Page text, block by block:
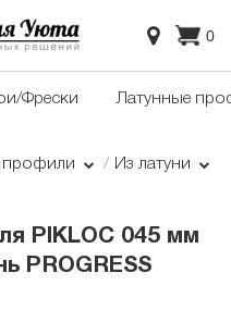
0
Фрески Латунные
профили
Из латуни
PIKLOC 045 мм
PROGRESS